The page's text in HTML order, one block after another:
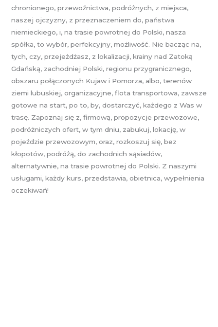
chronionego, przewoźnictwa, podróżnych, z miejsca,
naszej ojczyzny, z przeznaczeniem do, państwa
niemieckiego, i, na trasie powrotnej do Polski, nasza
spółka, to wybór, perfekcyjny, możliwość. Nie bacząc na,
tych, czy, przejeżdżasz, z lokalizacji, krainy nad Zatoką
Gdańską, zachodniej Polski, regionu przygranicznego,
obszaru połączonych Kujaw i Pomorza, albo, terenów
ziemi lubuskiej, organizacyjne, flota transportowa, zawsze
gotowe na start, po to, by, dostarczyć, każdego z Was w
trasę. Zapoznaj się z, firmową, propozycje przewozowe,
podróżniczych ofert, w tym dniu, zabukuj, lokację, w
pojeździe przewozowym, oraz, rozkoszuj się, bez
kłopotów, podróżą, do zachodnich sąsiadów,
alternatywnie, na trasie powrotnej do Polski. Z naszymi
usługami, każdy kurs, przedstawia, obietnica, wypełnienia
oczekiwań!